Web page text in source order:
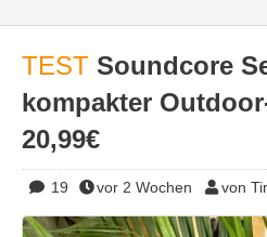
TEST Soundcore
kompakter
20,99€
19 vor 2 Wochen von